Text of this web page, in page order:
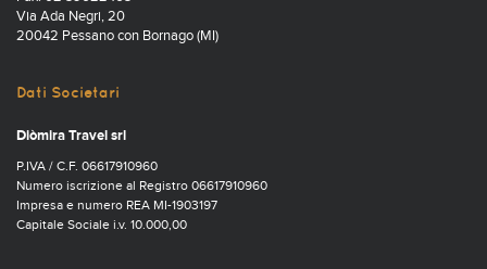
Via Ada Negri, 20
20042 Pessano con Bornago (MI)
Dati Societari
Diòmira Travel srl
P.IVA / C.F. 06617910960
Numero iscrizione al Registro 06617910960
Impresa e numero REA MI-1903197
Capitale Sociale i.v. 10.000,00